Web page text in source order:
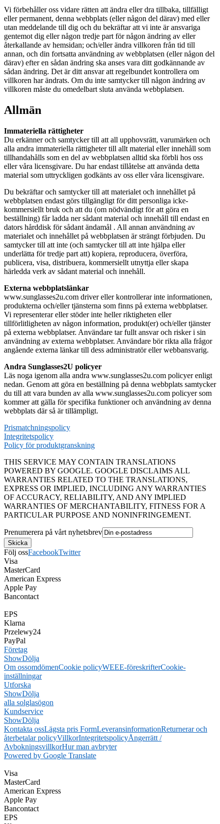
Vi förbehåller oss vidare rätten att ändra eller dra tillbaka, tillfälligt
eller permanent, denna webbplats (eller någon del därav) med eller
utan meddelande till dig och du bekräftar att vi inte är ansvariga
gentemot dig eller någon tredje part för någon ändring av eller
återkallande av hemsidan; och/eller ändra villkoren från tid till
annan, och din fortsatta användning av webbplatsen (eller någon del
därav) efter en sådan ändring ska anses vara ditt godkännande av
sådan ändring. Det är ditt ansvar att regelbundet kontrollera om
villkoren har ändrats. Om du inte samtycker till någon ändring av
villkoren måste du omedelbart sluta använda webbplatsen.
Allmän
Immateriella rättigheter
Du erkänner och samtycker till att all upphovsrätt, varumärken och
alla andra immateriella rättigheter till allt material eller innehåll som
tillhandahålls som en del av webbplatsen alltid ska förbli hos oss
eller våra licensgivare. Du har endast tillåtelse att använda detta
material som uttryckligen godkänts av oss eller våra licensgivare.
Du bekräftar och samtycker till att materialet och innehållet på
webbplatsen endast görs tillgängligt för ditt personliga icke-
kommersiellt bruk och att du (om nödvändigt för att göra en
beställning) får ladda ner sådant material och innehåll till endast en
dators hårddisk för sådant ändamål . All annan användning av
materialet och innehållet på webbplatsen är strängt förbjuden. Du
samtycker till att inte (och samtycker till att inte hjälpa eller
underlätta för tredje part att) kopiera, reproducera, överföra,
publicera, visa, distribuera, kommersiellt utnyttja eller skapa
härledda verk av sådant material och innehåll.
Externa webbplatslänkar
www.sunglasses2u.com driver eller kontrollerar inte informationen,
produkterna och/eller tjänsterna som finns på externa webbplatser.
Vi representerar eller stöder inte heller riktigheten eller
tillförlitligheten av någon information, produkt(er) och/eller tjänster
på externa webbplatser. Användare tar fullt ansvar och risker i sin
användning av externa webbplatser. Användare bör rikta alla frågor
angående externa länkar till dess administratör eller webbansvarig.
Andra Sunglasses2U policyer
Läs noga igenom alla andra www.sunglasses2u.com policyer enligt
nedan. Genom att göra en beställning på denna webbplats samtycker
du till att vara bunden av alla www.sunglasses2u.com policyer som
kommer att gälla för specifika funktioner och användning av denna
webbplats där så är tillämpligt.
Prismatchningspolicy
Integritetspolicy
Policy för produktgranskning
THIS SERVICE MAY CONTAIN TRANSLATIONS
POWERED BY GOOGLE. GOOGLE DISCLAIMS ALL
WARRANTIES RELATED TO THE TRANSLATIONS,
EXPRESS OR IMPLIED, INCLUDING ANY WARRANTIES
OF ACCURACY, RELIABILITY, AND ANY IMPLIED
WARRANTIES OF MERCHANTABILITY, FITNESS FOR A
PARTICULAR PURPOSE AND NONINFRINGEMENT.
Prenumerera på vårt nyhetsbrev
Följ ossFacebookTwitter
Visa
MasterCard
American Express
Apple Pay
Bancontact
EPS
Klarna
Przelewy24
PayPal
Företag
ShowDölja
Om ossomdömenCookie policyWEEE-föreskrifterCookie-
inställningar
Utforska
ShowDölja
alla solglasögon
Kundservice
ShowDölja
Kontakta ossLägsta pris FormLeveransinformationReturnerar och
återbetalar policyVillkorIntegritetspolicyÅngerrätt /
AvbokningsvillkorHur man avbryter
Powered by Google Translate
Visa
MasterCard
American Express
Apple Pay
Bancontact
EPS